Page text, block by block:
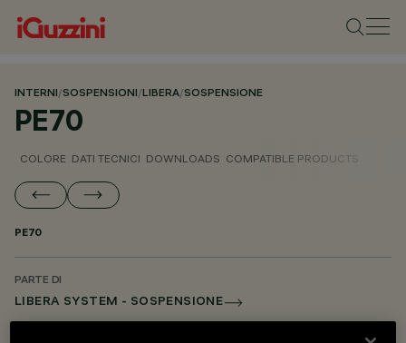
INTERNI/SOSPENSIONI/LIBERA/SOSPENSIONE
PE70
COLORE DATI TECNICI DOWNLOADS COMPATIBLE PRODUCTS
PE70
PARTE DI
LIBERA SYSTEM - SOSPENSIONE